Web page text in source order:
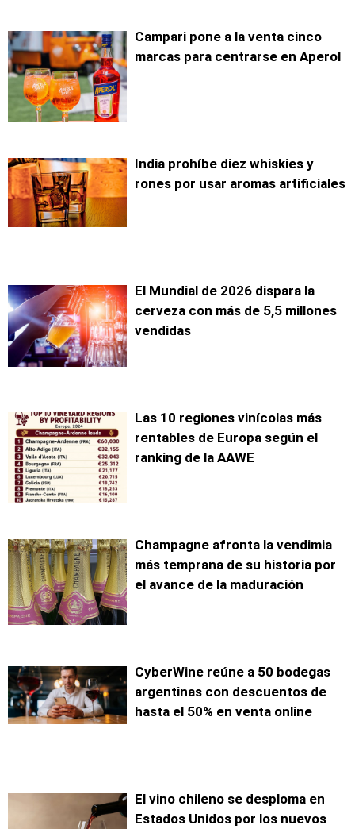
Campari pone a la venta cinco
marcas para centrarse en Aperol
India prohíbe diez whiskies y
rones por usar aromas artificiales
El Mundial de 2026 dispara la
cerveza con más de 5,5 millones
vendidas
Las 10 regiones vinícolas más
rentables de Europa según el
ranking de la AAWE
Champagne afronta la vendimia
más temprana de su historia por
el avance de la maduración
CyberWine reúne a 50 bodegas
argentinas con descuentos de
hasta el 50% en venta online
El vino chileno se desploma en
Estados Unidos por los nuevos